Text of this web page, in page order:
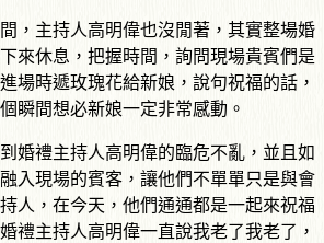
，主持人高明偉也沒閒著，其實整場婚
來休息，把握時間，詢問現場貴賓們是
場時遞玫瑰花給新娘，說句祝福的話，
瞬間想必新娘一定非常感動。
婚禮主持人高明偉的臨危不亂，並且如
入現場的賓客，讓他們不單單只是與會
人，在今天，他們通通都是一起來祝福
禮主持人高明偉一直說我老了我老了，